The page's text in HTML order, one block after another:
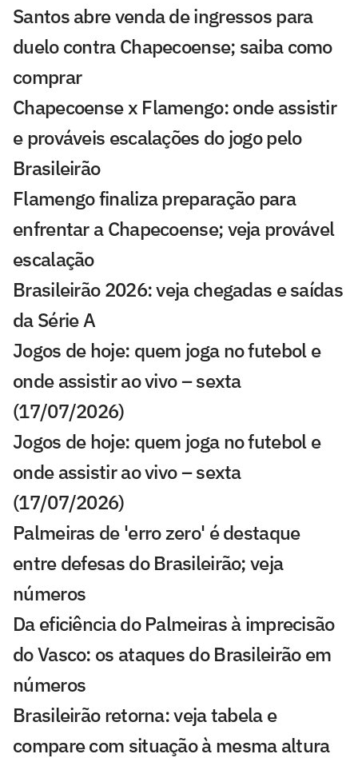
Santos abre venda de ingressos para
duelo contra Chapecoense; saiba como
comprar
Chapecoense x Flamengo: onde assistir
e prováveis escalações do jogo pelo
Brasileirão
Flamengo finaliza preparação para
enfrentar a Chapecoense; veja provável
escalação
Brasileirão 2026: veja chegadas e saídas
da Série A
Jogos de hoje: quem joga no futebol e
onde assistir ao vivo – sexta
(17/07/2026)
Jogos de hoje: quem joga no futebol e
onde assistir ao vivo – sexta
(17/07/2026)
Palmeiras de 'erro zero' é destaque
entre defesas do Brasileirão; veja
números
Da eficiência do Palmeiras à imprecisão
do Vasco: os ataques do Brasileirão em
números
Brasileirão retorna: veja tabela e
compare com situação à mesma altura